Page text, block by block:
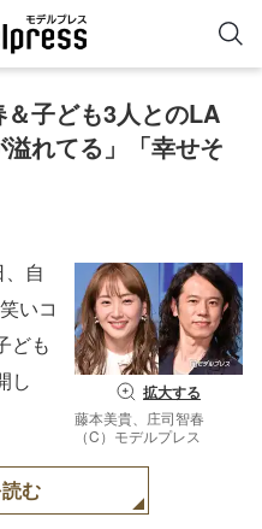
子ども3人とのLA
れてる」「幸せそ
拡大する
藤本美貴、庄司智春
（C）モデルプレス
自
いコ
ども
し
む